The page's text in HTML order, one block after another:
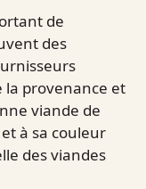
de
des
provenance et
viande de
à sa couleur
des viandes